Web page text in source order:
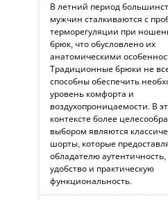
В летний период
мужчин сталкиваются с
терморегуляции при
брюк, что обусловлено их
анатомическими
Традиционные брюки не
способны обеспечить
уровень комфорта и
воздухопроницаемости. В
контексте более
выбором являются
шорты, которые
обладателю аутентичность,
удобство и практическую
функциональность.